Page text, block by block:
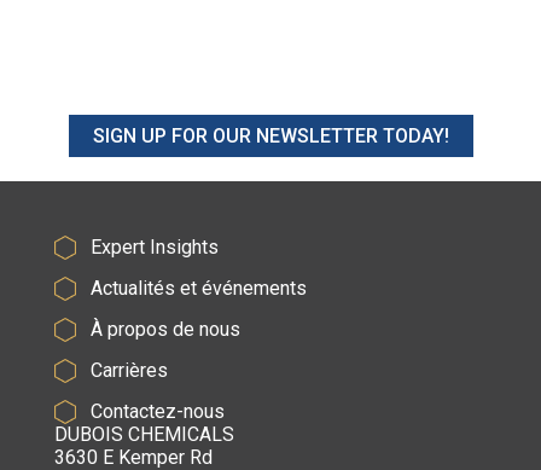
SIGN UP FOR OUR NEWSLETTER TODAY!
Expert Insights
Actualités et événements
À propos de nous
Carrières
Contactez-nous
DUBOIS CHEMICALS
3630 E Kemper Rd